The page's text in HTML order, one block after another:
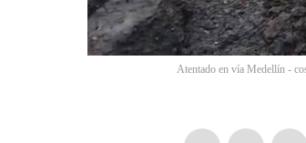
Atentado en vía Medellín -